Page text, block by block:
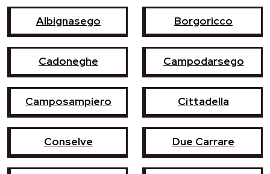
Albignasego Borgoricco
Cadoneghe Campodarsego
Camposampiero Cittadella
Conselve Due Carrare